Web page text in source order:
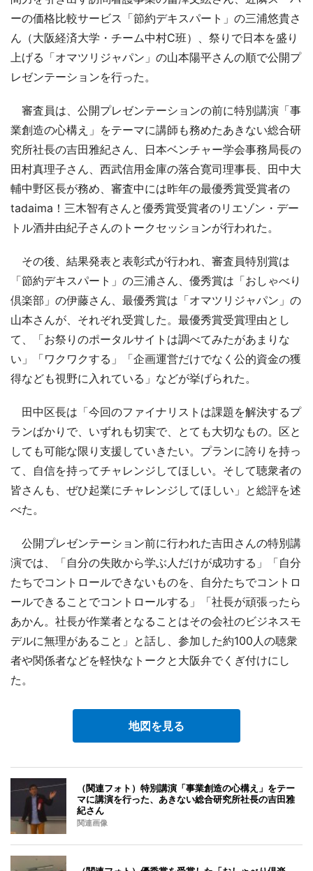
ーの価格比較サービス「節約デキスパート」の三浦悠貴さ
ん（大阪経済大学・チーム中村C班）、祭りで日本を盛り
上げる「オマツリジャパン」の山本陽平さんの順で公開プ
レゼンテーションを行った。
審査員は、公開プレゼンテーションの前に特別講演「事
業創造の心構え」をテーマに講師も務めたあきない総合研
究所社長の吉田雅紀さん、日本ベンチャー学会事務局長の
田村真理子さん、西武信用金庫の落合寛司理事長、田中大
輔中野区長が務め、審査中には昨年の最優秀賞受賞者の
tadaima！三木智有さんと優秀賞受賞者のリエゾン・デー
トル酒井由紀子さんのトークセッションが行われた。
その後、結果発表と表彰式が行われ、審査員特別賞は
「節約デキスパート」の三浦さん、優秀賞は「おしゃべり
倶楽部」の伊藤さん、最優秀賞は「オマツリジャパン」の
山本さんが、それぞれ受賞した。最優秀賞受賞理由とし
て、「お祭りのポータルサイトは調べてみたがあまりな
い」「ワクワクする」「企画運営だけでなく公的資金の獲
得なども視野に入れている」などが挙げられた。
田中区長は「今回のファイナリストは課題を解決するプ
ランばかりで、いずれも切実で、とても大切なもの。区と
しても可能な限り支援していきたい。プランに誇りを持っ
て、自信を持ってチャレンジしてほしい。そして聴衆者の
皆さんも、ぜひ起業にチャレンジしてほしい」と総評を述
べた。
公開プレゼンテーション前に行われた吉田さんの特別講
演では、「自分の失敗から学ぶ人だけが成功する」「自分
たちでコントロールできないものを、自分たちでコントロ
ールできることでコントロールする」「社長が頑張ったら
あかん。社長が作業者となることはその会社のビジネスモ
デルに無理があること」と話し、参加した約100人の聴衆
者や関係者などを軽快なトークと大阪弁でくぎ付けにし
た。
地図を見る
（関連フォト）特別講演「事業創造の心構え」をテー
マに講演を行った、あきない総合研究所社長の吉田雅
紀さん
関連画像